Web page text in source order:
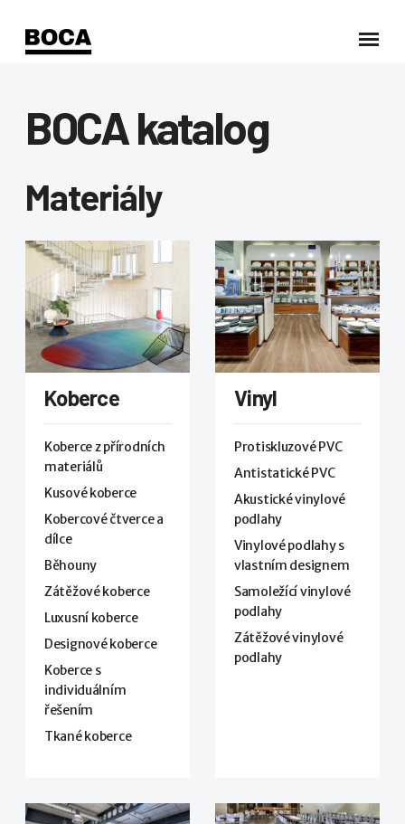
BOCA katalog
Materiály
Koberce
Koberce z přírodních
materiálů
Kusové koberce
Kobercové čtverce a
dílce
Běhouny
Zátěžové koberce
Luxusní koberce
Designové koberce
Koberce s
individuálním
řešením
Tkané koberce
Vinyl
Protiskluzové PVC
Antistatické PVC
Akustické vinylové
podlahy
Vinylové podlahy s
vlastním designem
Samoležící vinylové
podlahy
Zátěžové vinylové
podlahy